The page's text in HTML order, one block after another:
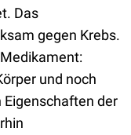
Das
gegen Krebs.
und noch
der